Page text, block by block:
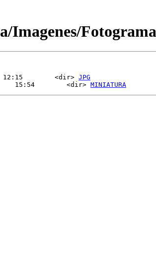
Imagenes/
12:15        <dir> JPG
15:54        <dir> MINIATURA